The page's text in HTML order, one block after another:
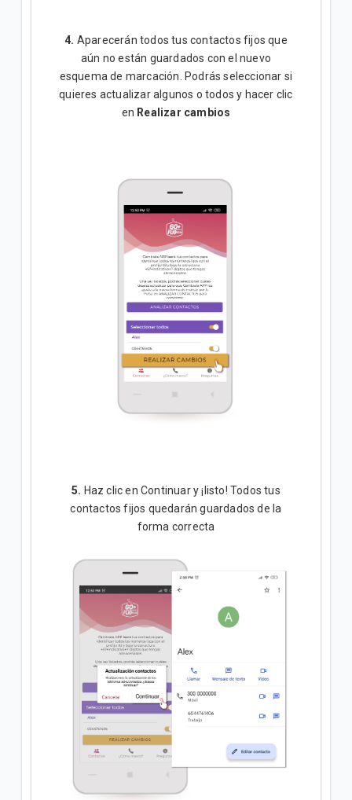
4. Aparecerán todos tus contactos fijos que
aún no están guardados con el nuevo
esquema de marcación. Podrás seleccionar si
quieres actualizar algunos o todos y hacer clic
en Realizar cambios
5. Haz clic en Continuar y ¡listo! Todos tus
contactos fijos quedarán guardados de la
forma correcta